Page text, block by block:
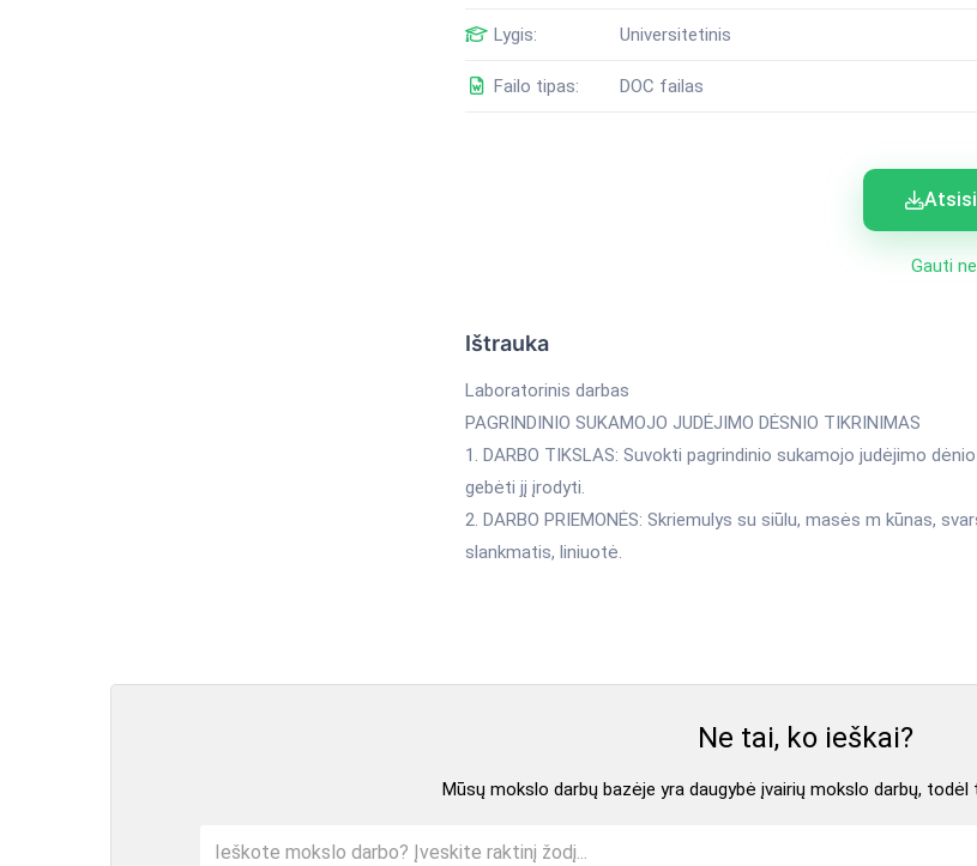
Lygis: Universitetinis
Failo tipas: DOC failas
Gauti
Ištrauka
Laboratorinis darbas
PAGRINDINIO SUKAMOJO JUDĖJIMO DĖSNIO TIKRINIMAS
1. DARBO TIKSLAS: Suvokti pagrindinio sukamojo judėjimo
gebėti jį įrodyti.
2. DARBO PRIEMONĖS: Skriemulys su siūlu, masės m kūnas,
slankmatis, liniuotė.
Ne tai, ko ieškai?
Mūsų mokslo darbų bazėje yra daugybė įvairių mokslo darbų,